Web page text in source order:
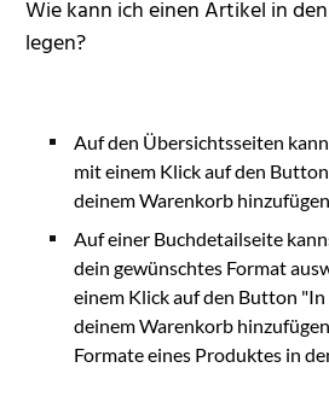
Wie kann ich einen Artikel in
legen?
Auf den Übersichtsseiten
mit einem Klick auf den
deinem Warenkorb
Auf einer Buchdetailseite
dein gewünschtes Format
einem Klick auf den Button
deinem Warenkorb
Formate eines Produktes in